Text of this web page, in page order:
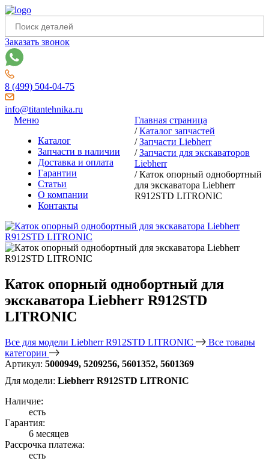
Заказать звонок
8 (499) 504-04-75
info@titantehnika.ru
Меню
Каталог
Запчасти в наличии
Доставка и оплата
Гарантии
Статьи
О компании
Контакты
Главная страница
/Каталог запчастей
/Запчасти Liebherr
/Запчасти для экскаваторов
Liebherr
/Каток опорный однобортный
для экскаватора Liebherr
R912STD LITRONIC
Каток опорный однобортный для
экскаватора Liebherr R912STD
LITRONIC
Все для модели Liebherr R912STD LITRONIC
Все товары
категории
Артикул: 5000949, 5209256, 5601352, 5601369
Для модели: Liebherr R912STD LITRONIC
Наличие:
есть
Гарантия:
6 месяцев
Рассрочка платежа:
есть